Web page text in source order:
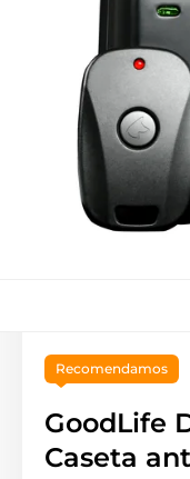
Recomendamos
GoodLife
Caseta